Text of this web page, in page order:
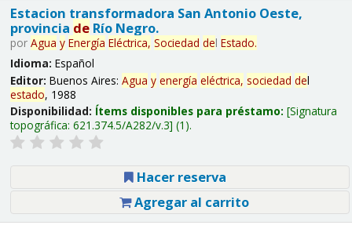
Estacion transformadora San Antonio Oeste,
provincia deRío Negro.
por Agua y Energía Eléctrica, Sociedad del Estado.
Idioma: Español
Editor: Buenos Aires: Agua y energía eléctrica, sociedad del
estado, 1988
Disponibilidad: Ítems disponibles para préstamo: Signatura
topográfica: 621.374.5/A282/v.3 (1).
Hacer reserva
Agregar al carrito